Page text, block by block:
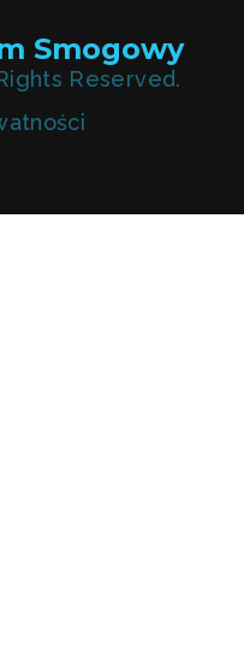
Smogowy
Reserved.